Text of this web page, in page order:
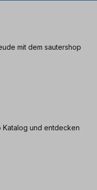
mit dem sautershop
Katalog und entdecken